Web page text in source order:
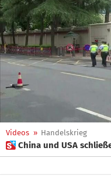
Videos » Handelskrieg
 China und USA